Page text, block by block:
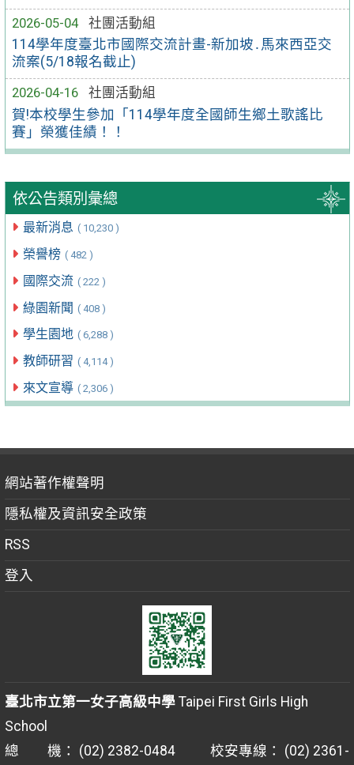
2026-05-04
社團活動組
114學年度臺北市國際交流計畫-新加坡․馬來西亞交
流案(5/18報名截止)
2026-04-16
社團活動組
賀!本校學生參加「114學年度全國師生鄉土歌謠比
賽」榮獲佳績！！
依公告類別彙總
最新消息 ( 10,230 )
榮譽榜 ( 482 )
國際交流 ( 222 )
綠園新聞 ( 408 )
學生園地 ( 6,288 )
教師研習 ( 4,114 )
來文宣導 ( 2,306 )
網站著作權聲明
隱私權及資訊安全政策
RSS
登入
臺北市立第一女子高級中學Taipei First Girls High
School
總 機： (02) 2382-0484 校安專線： (02) 2361-